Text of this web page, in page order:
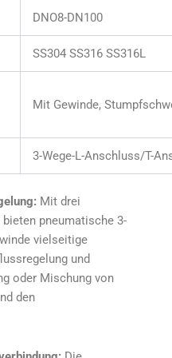
DNO8-DN100
SS304 SS316 SS316L
Mit Gewinde,
3-Wege-L-Anschluss/T-
Mit drei
pneumatische 3-
vielseitige
und
oder Mischung von
den